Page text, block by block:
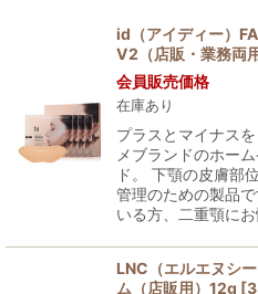
絞り
id（アイディー）
V2（店販・業務両
会員販売価格
在庫あり
プラスとマイナス
メブランドのホー
ド。 下顎の皮膚部
管理のための製品
いる方、二重顎に
LNC（エルエヌシ
ム（店販用）12g [